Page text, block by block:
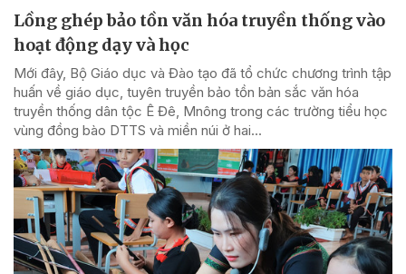
Lồng ghép bảo tồn văn hóa truyền thống vào
hoạt động dạy và học
Mới đây, Bộ Giáo dục và Đào tạo đã tổ chức chương trình tập
huấn về giáo dục, tuyên truyền bảo tồn bản sắc văn hóa
truyền thống dân tộc Ê Đê, Mnông trong các trường tiểu học
vùng đồng bào DTTS và miền núi ở hai...